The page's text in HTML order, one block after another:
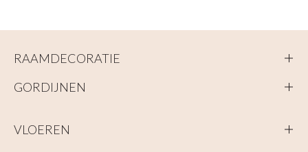
RAAMDECORATIE
GORDIJNEN
VLOEREN